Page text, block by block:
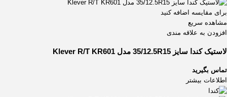
37/12.5R22
برای مقایسه اضافه کنید
مشاهده سریع
افزودن به علاقه مندی
لاستیک کندا سایز 35/12.5R15 مدل Klever R/T KR601
تماس بگیرید
اطلاعات بیشتر